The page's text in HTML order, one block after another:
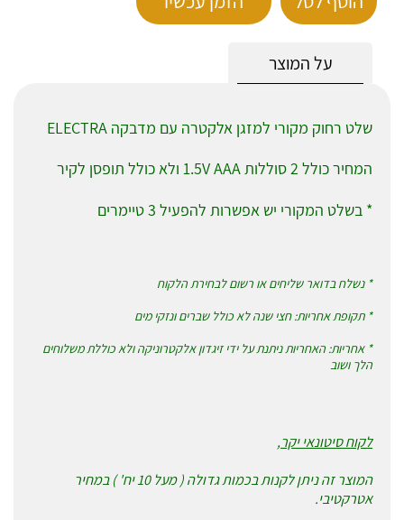
על המוצר
שלט רחוק מקורי למזגן אלקטרה עם מדבקה ELECTRA
המחיר כולל 2 סוללות 1.5V AAA ולא כולל תופסן לקיר
* בשלט המקורי יש אפשרות להפעיל 3 טיימרים
* נשלח בדואר שליחים או רשום לבחירת הלקוח
* תקופת אחריות: חצי שנה לא כולל שברים ונזקי מים
* אחריות: האחריות ניתנת על ידי זיגדון אלקטרוניקה ולא כוללת משלוחים
הלך ושוב
לקוח סיטונאי יקר,
המוצר זה ניתן לקנות בכמות גדולה ( מעל 10 יח' ) במחיר
אטרקטיבי.